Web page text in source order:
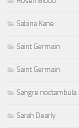
Sabina Kane
Saint Germain
Saint Germain
Sangre noctambula
Sarah Dearly